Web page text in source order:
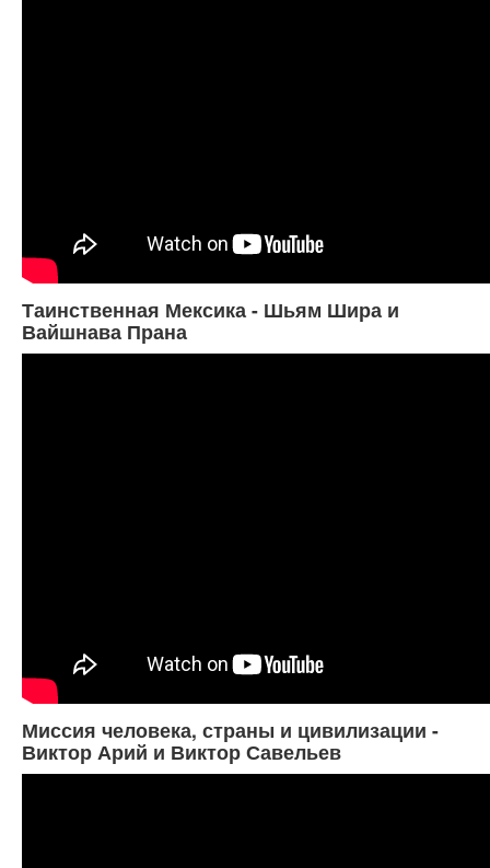
Таинственная Мексика - Шьям Шира и
Вайшнава Прана
Миссия человека, страны и цивилизации -
Виктор Арий и Виктор Савельев